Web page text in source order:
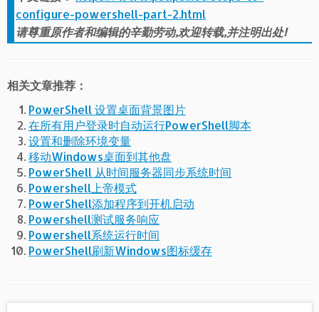
configure-powershell-part-2.html
请尊重原作者和编辑的辛勤劳动,欢迎转载,并注明出处!
相关文章推荐：
PowerShell 设置桌面背景图片
在所有用户登录时自动运行PowerShell脚本
设置和删除环境变量
移动Windows桌面到其他盘
PowerShell 从时间服务器同步系统时间
Powershell上帝模式
PowerShell添加程序到开机启动
Powershell测试服务响应
Powershell系统运行时间
PowerShell刷新Windows图标缓存